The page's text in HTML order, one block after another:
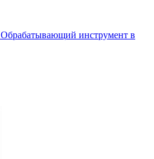
Обрабатывающий инструмент в